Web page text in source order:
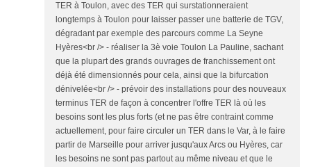
TER à Toulon, avec des TER qui surstationneraient
longtemps à Toulon pour laisser passer une batterie de TGV,
dégradant par exemple des parcours comme La Seyne
Hyères<br /> - réaliser la 3è voie Toulon La Pauline, sachant
que la plupart des grands ouvrages de franchissement ont
déjà été dimensionnés pour cela, ainsi que la bifurcation
dénivelée<br /> - prévoir des installations pour des nouveaux
terminus TER de façon à concentrer l'offre TER là où les
besoins sont les plus forts (et ne pas être contraint comme
actuellement, pour faire circuler un TER dans le Var, à le faire
partir de Marseille pour arriver jusqu'aux Arcs ou Hyères, car
les besoins ne sont pas partout au même niveau et que le